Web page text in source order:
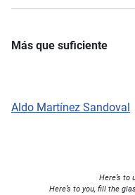
Más que suficiente
Aldo Martínez Sandoval
Here’s to
Here’s to you, fill the